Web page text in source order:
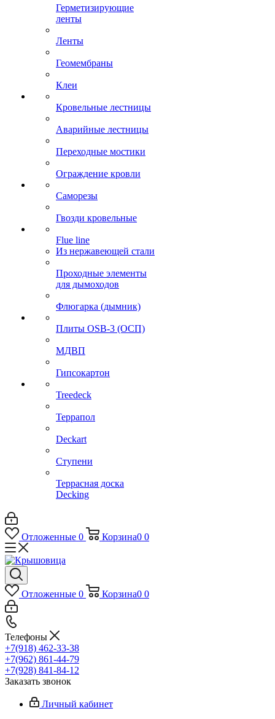
Герметизирующие
ленты
Ленты
Геомембраны
Клеи
Кровельные лестницы
Аварийные лестницы
Переходные мостики
Ограждение кровли
Саморезы
Гвозди кровельные
Flue line
Из нержавеющей стали
Проходные элементы
для дымоходов
Флюгарка (дымник)
Плиты OSB-3 (ОСП)
МДВП
Гипсокартон
Treedeck
Террапол
Deckart
Ступени
Террасная доска
Decking
Отложенные 0 Корзина0 0
Отложенные 0 Корзина0 0
Телефоны
+7(918) 462-33-38
+7(962) 861-44-79
+7(928) 841-84-12
Заказать звонок
Личный кабинет